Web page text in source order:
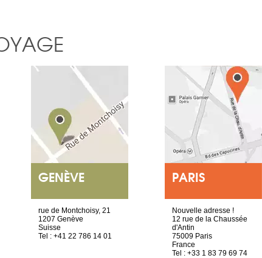
GENÈVE
rue de Montchoisy, 21
1207 Genève
Suisse
Tel : +41 22 786 14 01
PARIS
Nouvelle adresse !
12 rue de la Chaussée
d'Antin
75009 Paris
France
Tel : +33 1 83 79 69 74